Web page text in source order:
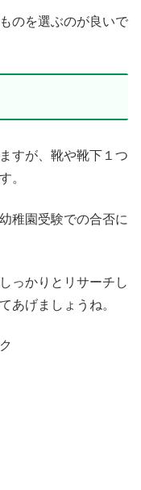
のを選ぶのが良いで
すが、靴や靴下１つ
。
稚園受験での合否に
っかりとリサーチし
あげましょうね。